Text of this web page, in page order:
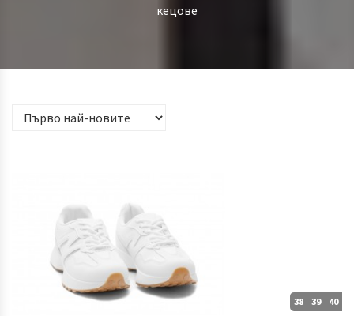
кецове
38 39 40